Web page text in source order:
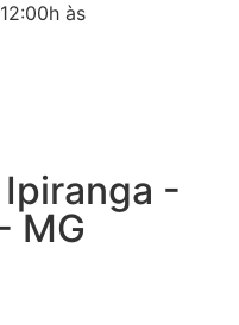
às
-
MG